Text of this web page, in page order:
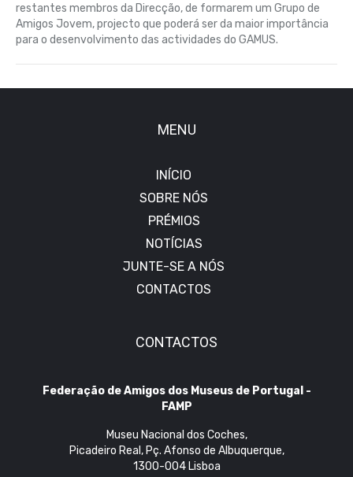
restantes membros da Direcção, de formarem um Grupo de
Amigos Jovem, projecto que poderá ser da maior importância
para o desenvolvimento das actividades do GAMUS.
MENU
INÍCIO
SOBRE NÓS
PRÉMIOS
NOTÍCIAS
JUNTE-SE A NÓS
CONTACTOS
CONTACTOS
Federação de Amigos dos Museus de Portugal -
FAMP
Museu Nacional dos Coches,
Picadeiro Real, Pç. Afonso de Albuquerque,
1300-004 Lisboa